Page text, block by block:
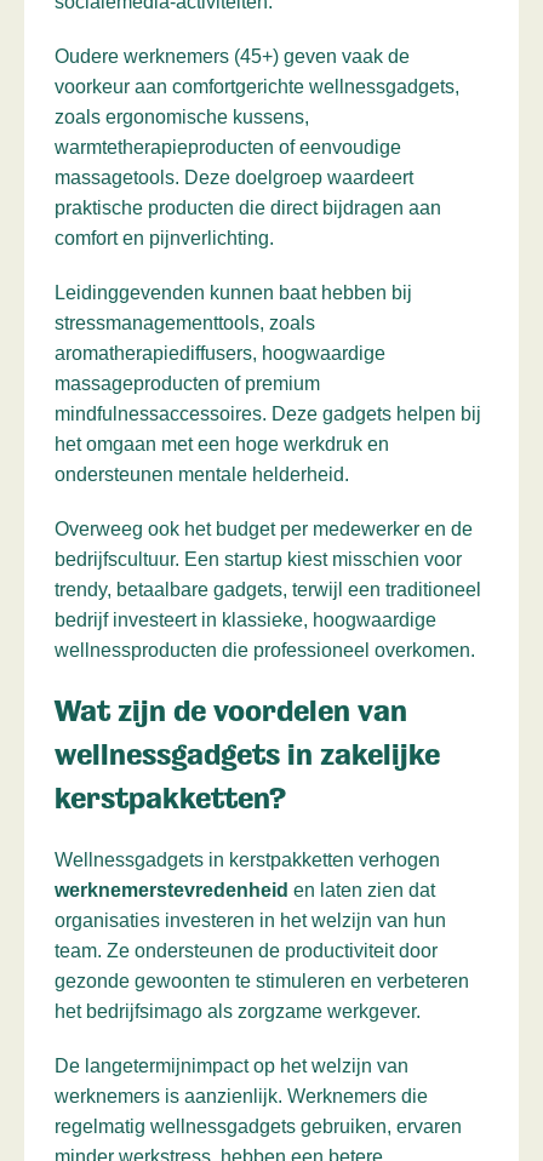
Oudere werknemers (45+) geven vaak de
voorkeur aan comfortgerichte wellnessgadgets,
zoals ergonomische kussens,
warmtetherapieproducten of eenvoudige
massagetools. Deze doelgroep waardeert
praktische producten die direct bijdragen aan
comfort en pijnverlichting.
Leidinggevenden kunnen baat hebben bij
stressmanagementtools, zoals
aromatherapiediffusers, hoogwaardige
massageproducten of premium
mindfulnessaccessoires. Deze gadgets helpen bij
het omgaan met een hoge werkdruk en
ondersteunen mentale helderheid.
Overweeg ook het budget per medewerker en de
bedrijfscultuur. Een startup kiest misschien voor
trendy, betaalbare gadgets, terwijl een traditioneel
bedrijf investeert in klassieke, hoogwaardige
wellnessproducten die professioneel overkomen.
Wat zijn de voordelen van
wellnessgadgets in zakelijke
kerstpakketten?
Wellnessgadgets in kerstpakketten verhogen
werknemerstevredenheid en laten zien dat
organisaties investeren in het welzijn van hun
team. Ze ondersteunen de productiviteit door
gezonde gewoonten te stimuleren en verbeteren
het bedrijfsimago als zorgzame werkgever.
De langetermijnimpact op het welzijn van
werknemers is aanzienlijk. Werknemers die
regelmatig wellnessgadgets gebruiken, ervaren
minder werkstress, hebben een betere